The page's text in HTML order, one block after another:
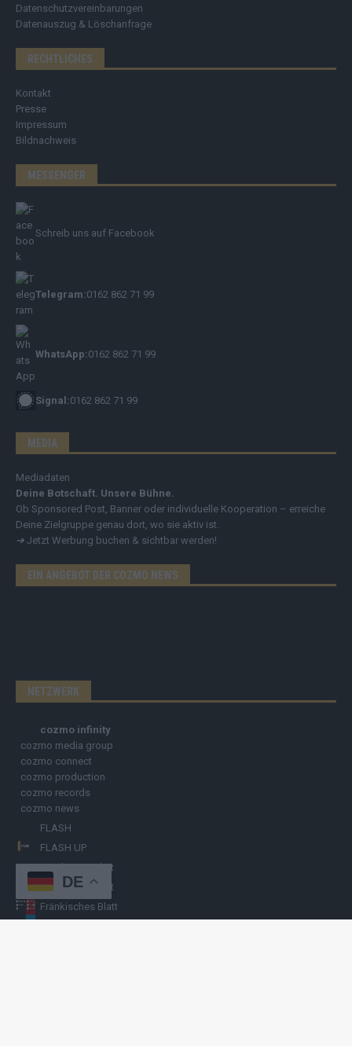
Datenschutzvereinbarungen
Datenauszug & Löschanfrage
RECHTLICHES
Kontakt
Presse
Impressum
Bildnachweis
MESSENGER
Schreib uns auf Facebook
Telegram:0162 862 71 99
WhatsApp:0162 862 71 99
Signal:0162 862 71 99
MEDIA
Mediadaten
Deine Botschaft. Unsere Bühne.
Ob Sponsored Post, Banner oder individuelle Kooperation – erreiche
Deine Zielgruppe genau dort, wo sie aktiv ist.
➔ Jetzt Werbung buchen & sichtbar werden!
EIN ANGEBOT DER COZMO NEWS
NETZWERK
cozmo infinity
cozmo media group
cozmo connect
cozmo production
cozmo records
cozmo news
FLASH
FLASH UP
Nürnberger Blatt
Hamburger Blatt
Fränkisches Blatt
DE